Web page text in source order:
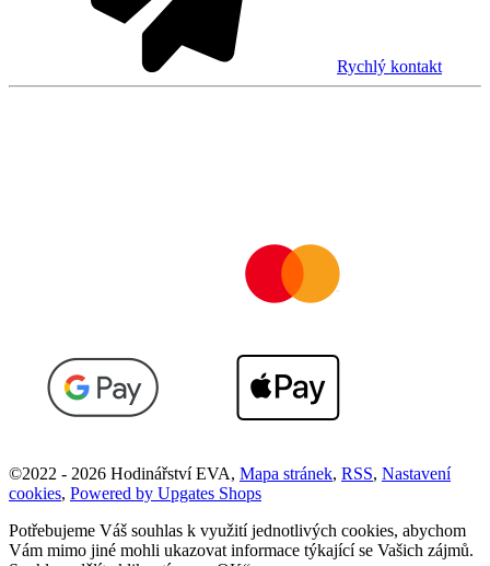
Rychlý kontakt
©2022 - 2026 Hodinářství EVA, Mapa stránek, RSS, Nastavení
cookies, Powered by Upgates Shops
Potřebujeme Váš souhlas k využití jednotlivých cookies, abychom
Vám mimo jiné mohli ukazovat informace týkající se Vašich zájmů.